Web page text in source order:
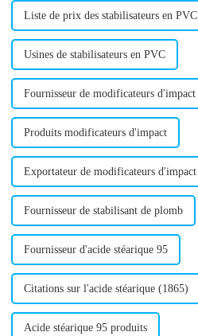
Liste de prix des stabilisateurs en PVC
Usines de stabilisateurs en PVC
Fournisseur de modificateurs d'impact
Produits modificateurs d'impact
Exportateur de modificateurs d'impact
Fournisseur de stabilisant de plomb
Fournisseur d'acide stéarique 95
Citations sur l'acide stéarique (1865)
Acide stéarique 95 produits